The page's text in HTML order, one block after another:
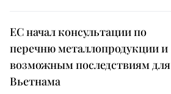
ЕС начал консультации по
перечню металлопродукции и
возможным последствиям для
Вьетнама